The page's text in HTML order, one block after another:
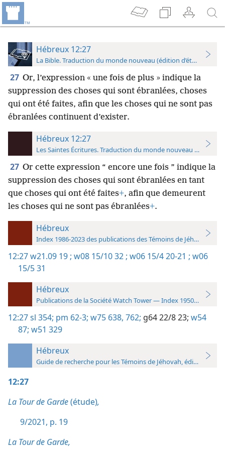
Hébreux 12:27
La Bible. Traduction du monde nouveau (édition d’étude)
27 Or, l’expression « une fois de plus » indique la
suppression des choses qui sont ébranlées, choses
qui ont été faites, afin que les choses qui ne sont pas
ébranlées continuent d’exister.
Hébreux 12:27
Les Saintes Écritures. Traduction du monde nouveau (avec
27 Or cette expression “ encore une fois ” indique la
suppression des choses qui sont ébranlées en tant
que choses qui ont été faites+, afin que demeurent
les choses qui ne sont pas ébranlées+.
Hébreux
Index 1986-2023 des publications des Témoins de Jéhovah
12:27w21.09 19 ; w08 15/10 32 ; w06 15/4 20-21 ; w06
15/5 31
Hébreux
Publications de la Société Watch Tower — Index 1950-1985
12:27sl 354; pm 62-3; w75 638, 762; g64 22/8 23; w54
87; w51 329
Hébreux
Guide de recherche pour les Témoins de Jéhovah, édition 2019
12:27
La Tour de Garde(étude),
9/2021, p. 19
La Tour de Garde,